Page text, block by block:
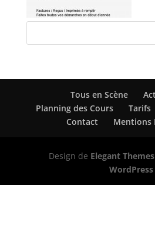
Tous en Scène
Planning des Cours
Tarifs
Contact
Mentions
Design de Elegant Themes
WordPress